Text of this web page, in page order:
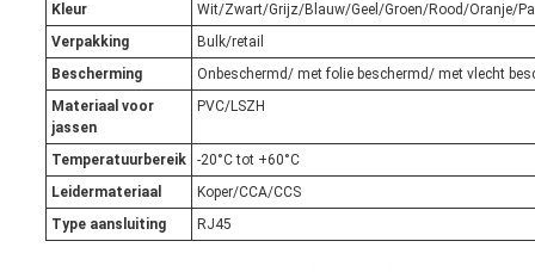
Kleur
Wit/Zwart/Grijz/Blauw/Geel/Groen/Rood/Oranje/
Verpakking
Bulk/retail
Bescherming
Onbeschermd/ met folie beschermd/ met vlecht
Materiaal voor
jassen
PVC/LSZH
Temperatuurbereik
-20°C tot +60°C
Leidermateriaal
Koper/CCA/CCS
Type aansluiting
RJ45